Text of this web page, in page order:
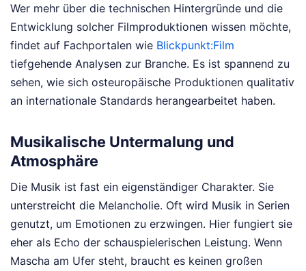
Wer mehr über die technischen Hintergründe und die
Entwicklung solcher Filmproduktionen wissen möchte,
findet auf Fachportalen wie Blickpunkt:Film
tiefgehende Analysen zur Branche. Es ist spannend zu
sehen, wie sich osteuropäische Produktionen qualitativ
an internationale Standards herangearbeitet haben.
Musikalische Untermalung und
Atmosphäre
Die Musik ist fast ein eigenständiger Charakter. Sie
unterstreicht die Melancholie. Oft wird Musik in Serien
genutzt, um Emotionen zu erzwingen. Hier fungiert sie
eher als Echo der schauspielerischen Leistung. Wenn
Mascha am Ufer steht, braucht es keinen großen